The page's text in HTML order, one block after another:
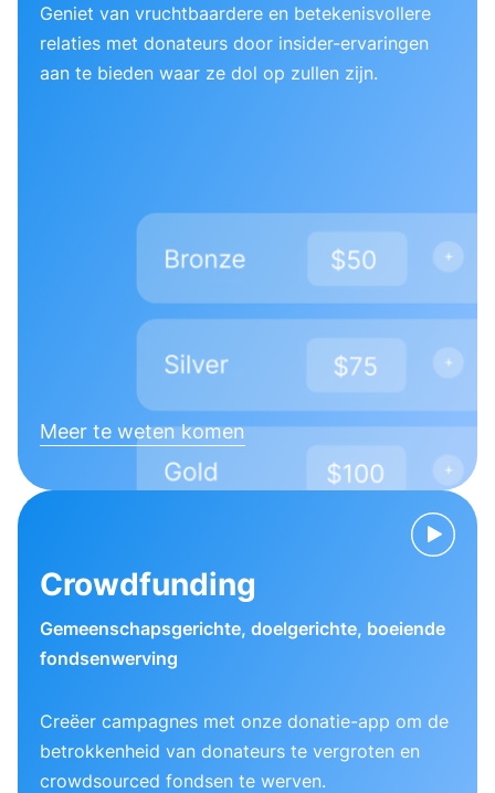
Geniet van vruchtbaardere en betekenisvollere
relaties met donateurs door insider-ervaringen
aan te bieden waar ze dol op zullen zijn.
Meer te weten komen
Crowdfunding
Gemeenschapsgerichte, doelgerichte, boeiende
fondsenwerving
Creëer campagnes met onze donatie-app om de
betrokkenheid van donateurs te vergroten en
crowdsourced fondsen te werven.